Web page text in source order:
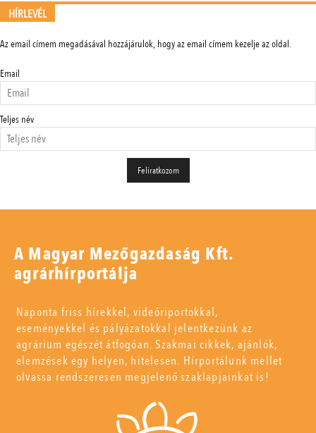
HÍRLEVÉL
Az email címem megadásával hozzájárulok, hogy az email címem kezelje az oldal.
Email
Teljes név
A Magyar Mezőgazdaság Kft.
agrárhírportálja
Naponta friss hírekkel, videóriportokkal,
eseményekkel és pályázatokkal jelentkezünk az
agrárium egészét átfogóan. Szakmai cikkek, ajánlók,
elemzések egy helyen, hitelesen. Hírportálunk mellet
olvassa rendszeresen megjelenő szaklapjainkat is!